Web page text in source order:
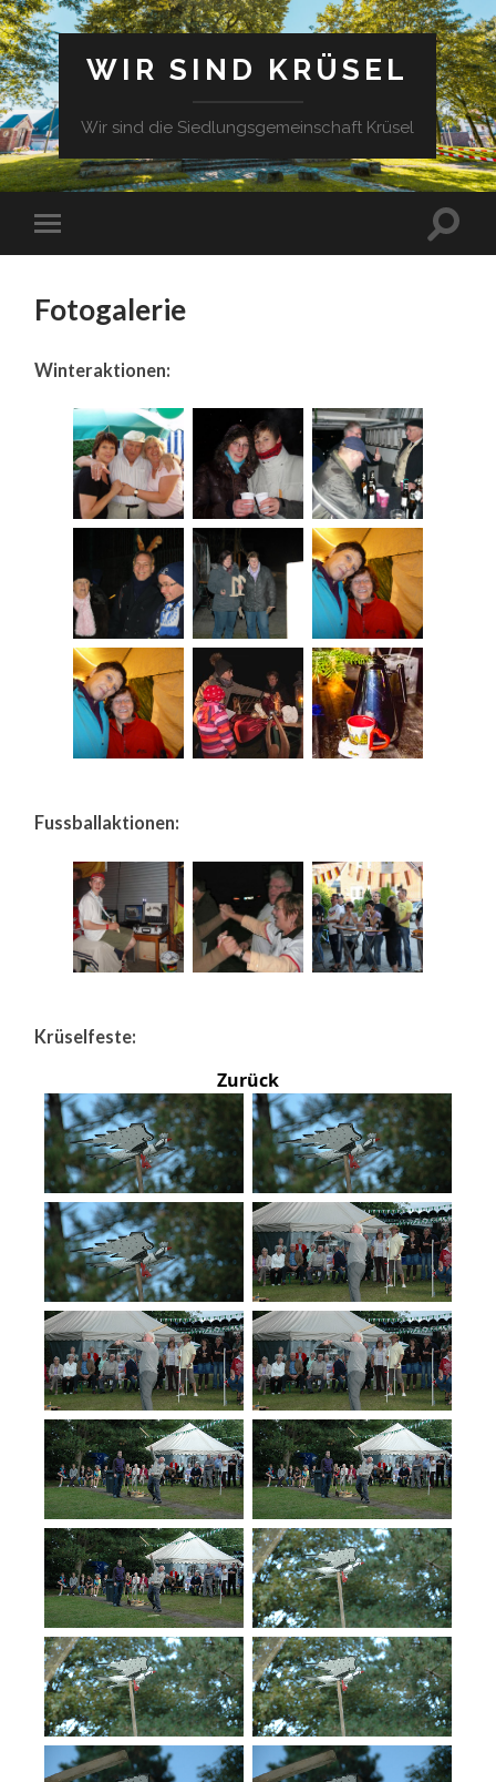
WIR SIND KRÜSEL
Wir sind die Siedlungsgemeinschaft Krüsel
Fotogalerie
Winteraktionen:
Fussballaktionen:
Krüselfeste:
Zurück